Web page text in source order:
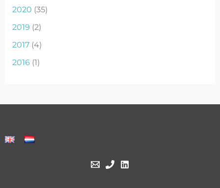
2020 (35)
2019 (2)
2017(4)
2016(1)